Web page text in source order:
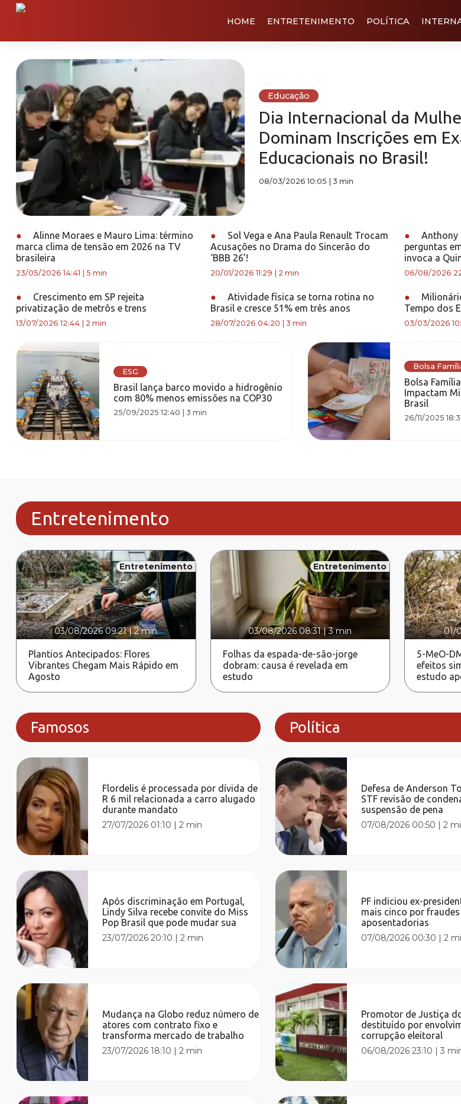
HOME ENTRETENIMENTO POLÍTICA
Educação
Dia Internacional da
Dominam Inscrições em
Educacionais no Brasil!
08/03/2026 10:05 3 min
●
Alinne Moraes e Mauro Lima: término
marca clima de tensão em 2026 na TV
brasileira
23/05/2026 14:41 5 min
●
Sol Vega e Ana Paula Renault Trocam
Acusações no Drama do Sincerão do
‘BBB 26’!
20/01/2026 11:29 2 min
●
Anthony
perguntas
invoca a
06/08/2026
●
Crescimento em SP rejeita
privatização de metrôs e trens
13/07/2026 12:44 2 min
●
Atividade física se torna rotina no
Brasil e cresce 51% em três anos
28/07/2026 04:20 3 min
●
Tempo dos
03/03/2026
ESG
Brasil lança barco movido a hidrogênio
com 80% menos emissões na COP30
25/09/2025 12:40 | 3 min
Bolsa
Bolsa
Impactam
Brasil
26/11/2025
Entretenimento
Entretenimento
03/08/2026 09:21|2 min
Plantios Antecipados: Flores
Vibrantes Chegam Mais Rápido em
Agosto
Entretenimento
03/08/2026 08:31|3 min
Folhas da espada-de-são-jorge
dobram: causa é revelada em
estudo
01/
5-MeO-
efeitos
estudo
Famosos
Flordelis é processada por dívida de
R 6 mil relacionada a carro alugado
durante mandato
27/07/2026 01:10 |2 min
Após discriminação em Portugal,
Lindy Silva recebe convite do Miss
Pop Brasil que pode mudar sua
23/07/2026 20:10 |2 min
Mudança na Globo reduz número de
atores com contrato fixo e
transforma mercado de trabalho
23/07/2026 18:10 |2 min
Política
Defesa de Anderson
STF revisão de
suspensão de pena
07/08/2026 00:50 |2
PF indiciou ex-
mais cinco por fraudes
aposentadorias
07/08/2026 00:30 |2
Promotor de Justiça
destituído por
corrupção eleitoral
06/08/2026 23:10 |3